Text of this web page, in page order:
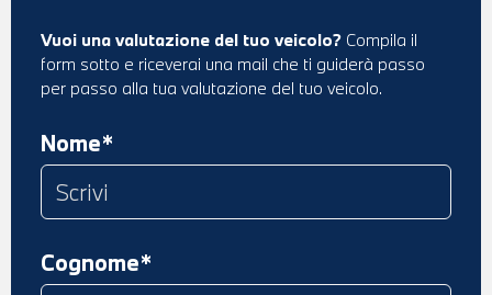
Vuoi una valutazione del tuo veicolo? Compila il
form sotto e riceverai una mail che ti guiderà passo
per passo alla tua valutazione del tuo veicolo.
Nome*
Cognome*